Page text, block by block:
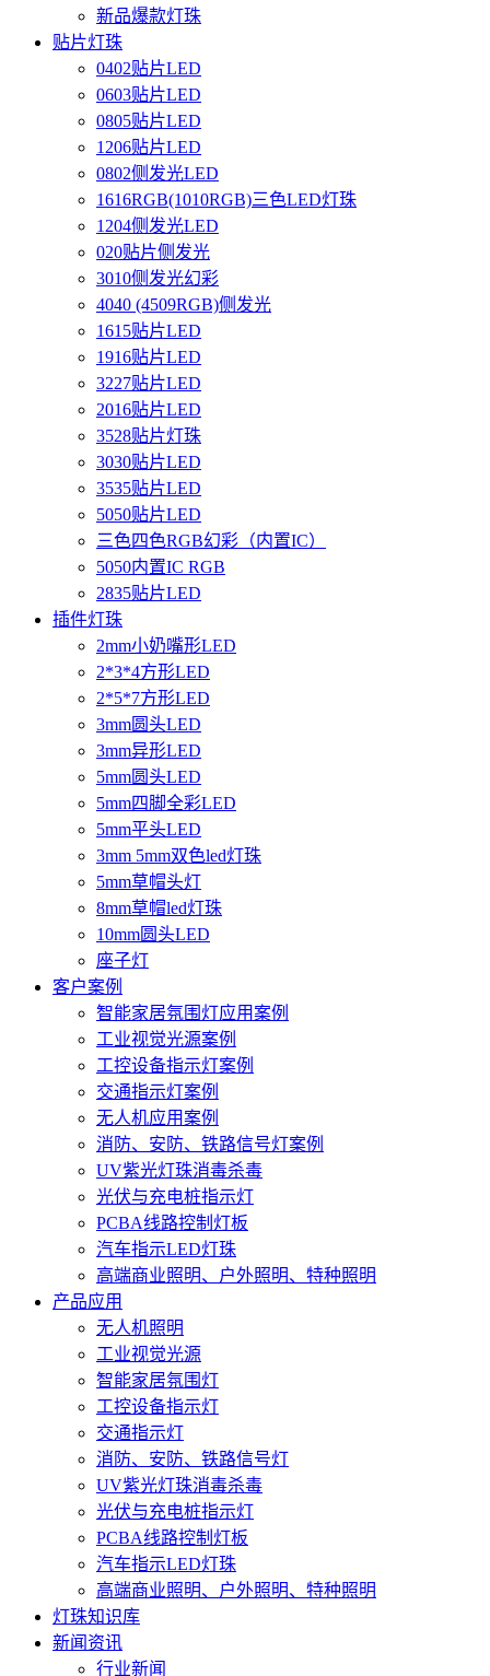
新品爆款灯珠
贴片灯珠
0402贴片LED
0603贴片LED
0805贴片LED
1206贴片LED
0802侧发光LED
1616RGB(1010RGB)三色LED灯珠
1204侧发光LED
020贴片侧发光
3010侧发光幻彩
4040 (4509RGB)侧发光
1615贴片LED
1916贴片LED
3227贴片LED
2016贴片LED
3528贴片灯珠
3030贴片LED
3535贴片LED
5050贴片LED
三色四色RGB幻彩（内置IC）
5050内置IC RGB
2835贴片LED
插件灯珠
2mm小奶嘴形LED
2*3*4方形LED
2*5*7方形LED
3mm圆头LED
3mm异形LED
5mm圆头LED
5mm四脚全彩LED
5mm平头LED
3mm 5mm双色led灯珠
5mm草帽头灯
8mm草帽led灯珠
10mm圆头LED
座子灯
客户案例
智能家居氛围灯应用案例
工业视觉光源案例
工控设备指示灯案例
交通指示灯案例
无人机应用案例
消防、安防、铁路信号灯案例
UV紫光灯珠消毒杀毒
光伏与充电桩指示灯
PCBA线路控制灯板
汽车指示LED灯珠
高端商业照明、户外照明、特种照明
产品应用
无人机照明
工业视觉光源
智能家居氛围灯
工控设备指示灯
交通指示灯
消防、安防、铁路信号灯
UV紫光灯珠消毒杀毒
光伏与充电桩指示灯
PCBA线路控制灯板
汽车指示LED灯珠
高端商业照明、户外照明、特种照明
灯珠知识库
新闻资讯
行业新闻